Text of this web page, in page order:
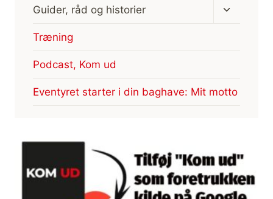
Guider, råd og historier
Skift
Træning
Podcast, Kom ud
Eventyret starter i din baghave: Mit motto